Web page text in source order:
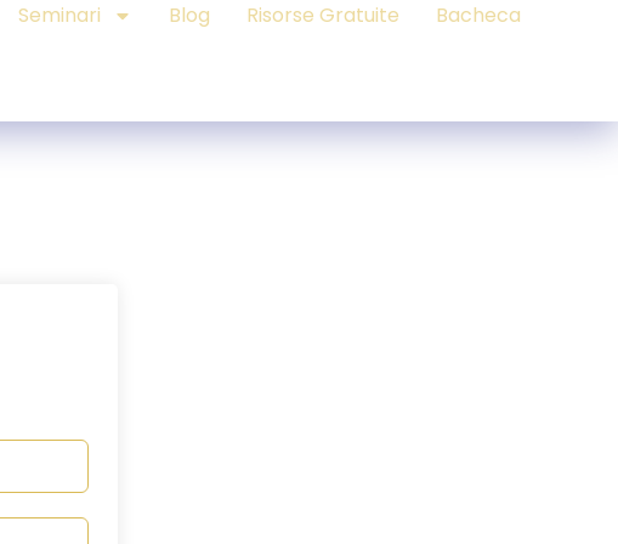
Seminari Blog Risorse Gratuite Bacheca